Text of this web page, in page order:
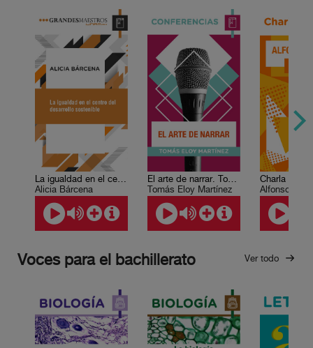
La igualdad en el centro del desarrollo sostenible
Alicia Bárcena
El arte de narrar. Tomás Eloy Matínez
Tomás Eloy Martínez
Alfonso
Voces para el bachillerato Ver todo